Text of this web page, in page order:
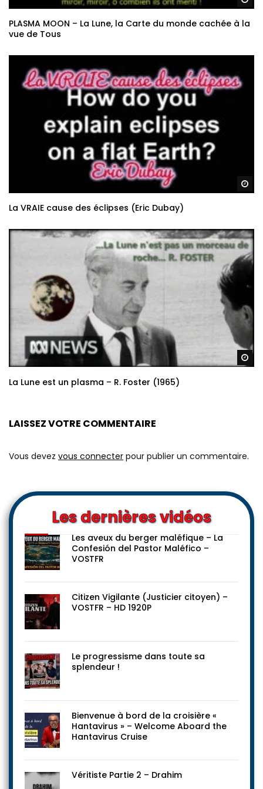
PLASMA MOON – La Lune, la Carte du monde cachée à la
vue de Tous
La VRAIE cause des éclipses (Eric Dubay)
La Lune est un plasma – R. Foster (1965)
LAISSEZ VOTRE COMMENTAIRE
Vous devez vous connecter pour publier un commentaire.
Les dernières vidéos
Les aveux du berger maléfique – La
Confesión del Pastor Maléfico –
VOSTFR
Citizen Vigilante (Justicier citoyen) –
VOSTFR – HD 1920P
Le progressisme dans toute sa
splendeur !
Bienvenue à bord de la croisière «
Hantavirus » – Welcome Aboard the
Hantavirus Cruise
Véritiste Partie 2 – Drahim